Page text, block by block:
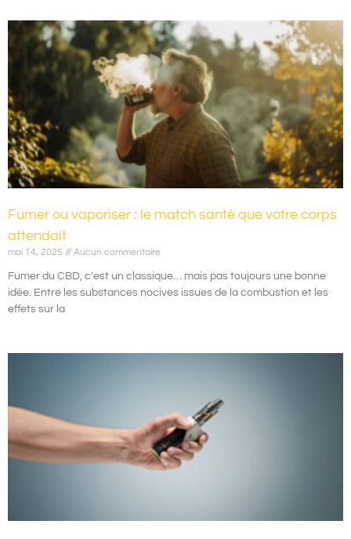
Fumer ou vaporiser : le match santé que votre corps
attendait
mai 14, 2025 Aucun commentaire
Fumer du CBD, c’est un classique… mais pas toujours une bonne
idée. Entre les substances nocives issues de la combustion et les
effets sur la